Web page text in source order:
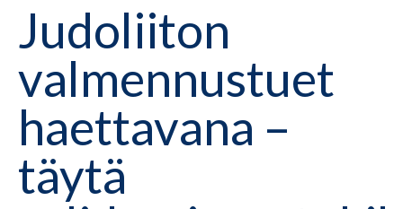
Judoliiton
valmennustuet
haettavana –
täytä